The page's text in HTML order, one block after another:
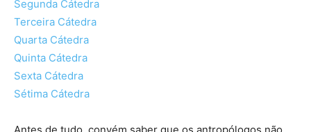
Segunda Cátedra
Terceira Cátedra
Quarta Cátedra
Quinta Cátedra
Sexta Cátedra
Sétima Cátedra